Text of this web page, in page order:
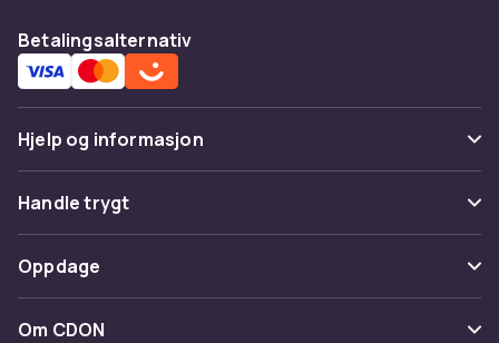
Betalingsalternativ
Hjelp og informasjon
Vanlige spørsmål
Spor pakke
Angre & returner her
Kontakt oss
Handle trygt
Betaling
Levering
Oppdage
Kategorier
Om CDON